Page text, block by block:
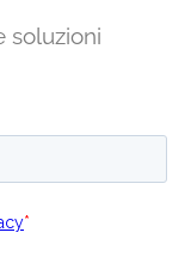
soluzioni